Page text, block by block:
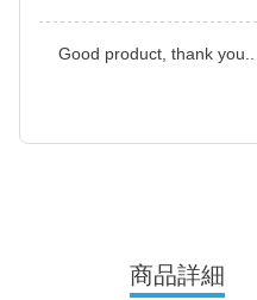
AR TORIC（クリアトーリッ
裸眼風のナチュラルデザイン
段使いに最適なサークルレン
Good product, thank you..
商品詳細